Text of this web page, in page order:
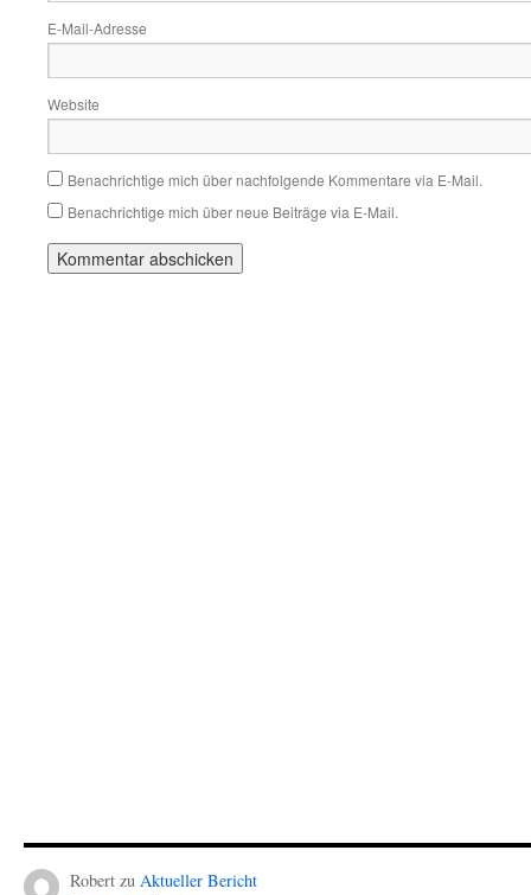
E-Mail-Adresse
Website
Benachrichtige mich über nachfolgende Kommentare via E-Mail.
Benachrichtige mich über neue Beiträge via E-Mail.
Robert zu Aktueller Bericht